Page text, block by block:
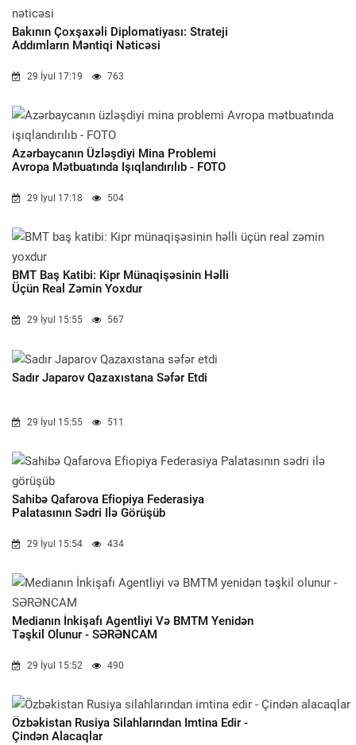
Bakının Çoxşaxəli Diplomatiyası: Strateji
Addımların Məntiqi Nəticəsi
29 İyul 17:19 763
Azərbaycanın Üzləşdiyi Mina Problemi
Avropa Mətbuatında Işıqlandırılıb - FOTO
29 İyul 17:18 504
BMT Baş Katibi: Kipr Münaqişəsinin Həlli
Üçün Real Zəmin Yoxdur
29 İyul 15:55 567
Sadır Japarov Qazaxıstana Səfər Etdi
29 İyul 15:55 511
Sahibə Qafarova Efiopiya Federasiya
Palatasının Sədri Ilə Görüşüb
29 İyul 15:54 434
Medianın İnkişafı Agentliyi Və BMTM Yenidən
Təşkil Olunur - SƏRƏNCAM
29 İyul 15:52 490
Özbəkistan Rusiya Silahlarından Imtina Edir -
Çindən Alacaqlar